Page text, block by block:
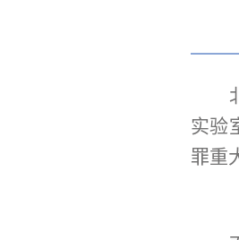
实验
罪重